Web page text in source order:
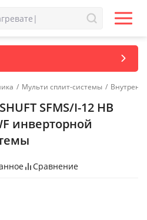
/ Мульти сплит-системы /
SFMS/I-12 HB
инверторной
Сравнение